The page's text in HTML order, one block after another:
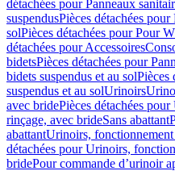
détachées pour Panneaux
suspendusPièces détachées
solPièces détachées pour Pour
détachées pour Accessoires
bidetsPièces détachées pour
bidets suspendus et au solPièces
suspendus et au solUrinoirs
avec bridePièces détachées
rinçage, avec brideSans abattant
abattantUrinoirs,
détachées pour Urinoirs,
bridePour commande d’urinoir